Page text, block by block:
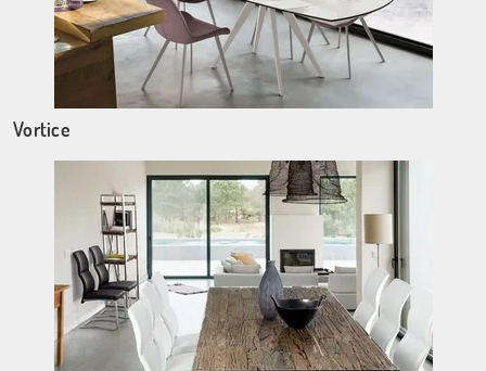
Vortice